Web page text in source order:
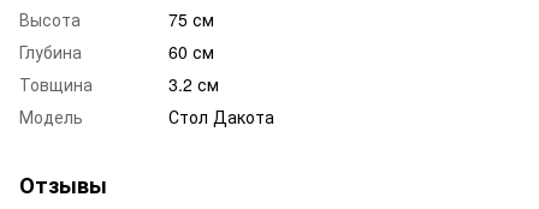
Высота
75 см
Глубина
60 см
Товщина
3.2 см
Модель
Стол Дакота
Отзывы